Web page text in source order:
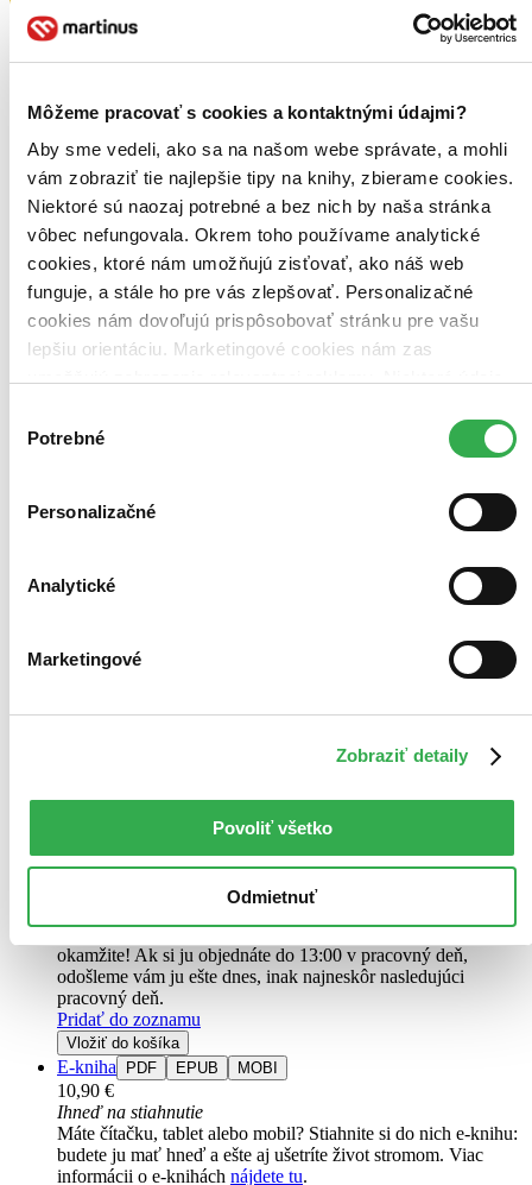
Môžeme pracovať s cookies a kontaktnými údajmi?
Aby sme vedeli, ako sa na našom webe správate, a mohli
vám zobraziť tie najlepšie tipy na knihy, zbierame cookies.
Niektoré sú naozaj potrebné a bez nich by naša stránka
vôbec nefungovala. Okrem toho používame analytické
cookies, ktoré nám umožňujú zisťovať, ako náš web
funguje, a stále ho pre vás zlepšovať. Personalizačné
cookies nám dovoľujú prispôsobovať stránku pre vašu
lepšiu orientáciu. Marketingové cookies nám zas
keby sme mohli používať všetky tieto cookies. Ďakujeme!
súhlasu
Potrebné
Personalizačné
Analytické
Marketingové
Zobraziť detaily
Povoliť všetko
Odmietnuť
kedysi mocní, teraz cítia strach. Mladé dievča, zázrakom prežité, sa
stáva ich zbraňou aj hrozbou. Láska a svetlo proti temnote.
Knihapevná väzba
Táto kniha sa môže na cestu ku vám vybrať prakticky
okamžite! Ak si ju objednáte do 13:00 v pracovný deň,
odošleme vám ju ešte dnes, inak najneskôr nasledujúci
pracovný deň.
Pridať do zoznamu
Vložiť do košíka
E-kniha PDF EPUB MOBI
10,90 €
Ihneď na stiahnutie
Máte čítačku, tablet alebo mobil? Stiahnite si do nich e-knihu:
budete ju mať hneď a ešte aj ušetríte život stromom. Viac
informácii o e-knihách nájdete tu.